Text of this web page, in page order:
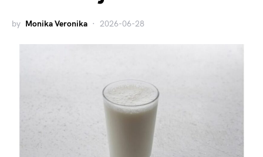
by Monika Veronika 2026-06-28